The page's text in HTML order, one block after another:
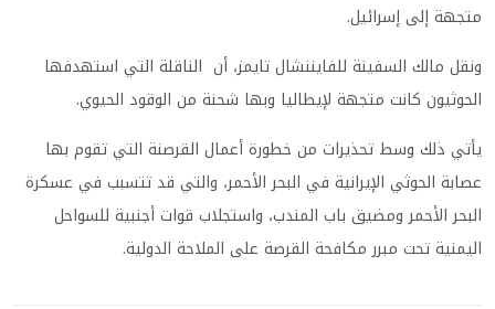
متجهة إلى إسرائيل.
ونقل مالك السفينة للفايننشال تايمز، أن الناقلة التي استهدفها
الحوثيون كانت متجهة لإيطاليا وبها شحنة من الوقود الحيوي.
يأتي ذلك وسط تحذيرات من خطورة أعمال القرصنة التي تقوم بها
عصابة الحوثي الإيرانية في البحر الأحمر، والتي قد تتسبب في عسكرة
البحر الأحمر ومضيق باب المندب، واستجلاب قوات أجنبية للسواحل
اليمنية تحت مبرر مكافحة القرصة على الملاحة الدولية.